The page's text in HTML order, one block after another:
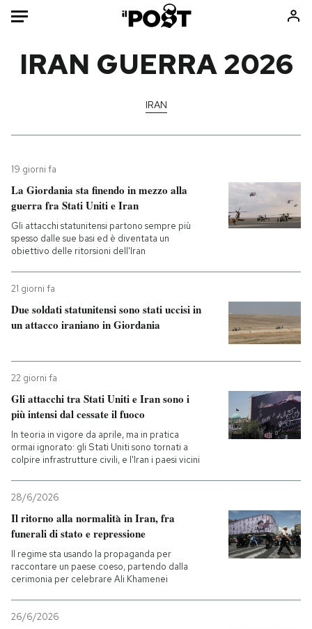
Mondo
Internet
Cultura
Economia
Libri
Ok Boomer!
I MIEI PREFERITI
SHOP
CALENDARIO
AREA PERSONALE
Entra
IRAN GUERRA 2026
IRAN
19 giorni fa
La Giordania sta finendo in mezzo alla
guerra fra Stati Uniti e Iran
Gli attacchi statunitensi partono sempre più
spesso dalle sue basi ed è diventata un
obiettivo delle ritorsioni dell'Iran
21 giorni fa
Due soldati statunitensi sono stati uccisi in
un attacco iraniano in Giordania
22 giorni fa
Gli attacchi tra Stati Uniti e Iran sono i
più intensi dal cessate il fuoco
In teoria in vigore da aprile, ma in pratica
ormai ignorato: gli Stati Uniti sono tornati a
colpire infrastrutture civili, e l'Iran i paesi vicini
28/6/2026
Il ritorno alla normalità in Iran, fra
funerali di stato e repressione
Il regime sta usando la propaganda per
raccontare un paese coeso, partendo dalla
cerimonia per celebrare Ali Khamenei
26/6/2026